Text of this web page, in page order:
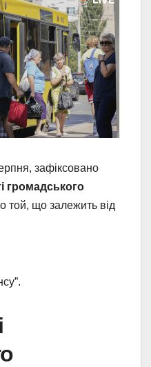
зафіксовано
громадського
той, що залежить від